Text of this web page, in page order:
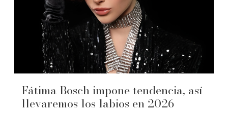
Fátima Bosch impone tendencia, así
llevaremos los labios en 2026